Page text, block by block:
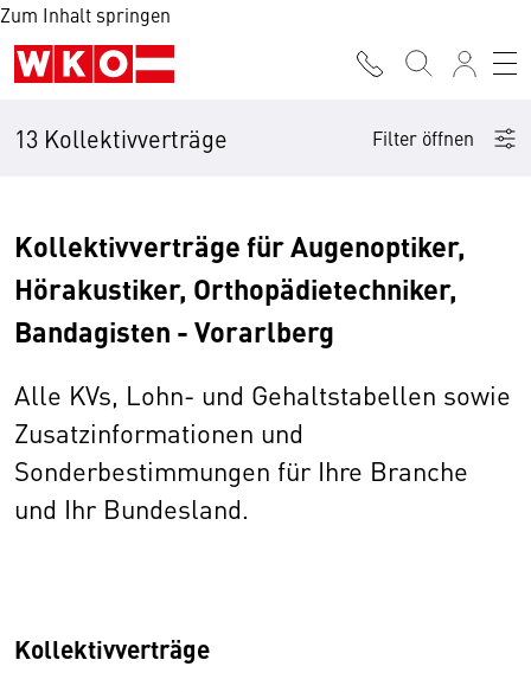
Zum Inhalt springen
13 Kollektivverträge Filter öffnen
Kollektivverträge für Augenoptiker,
Hörakustiker, Orthopädietechniker,
Bandagisten - Vorarlberg
Alle KVs, Lohn- und Gehaltstabellen sowie
Zusatzinformationen und
Sonderbestimmungen für Ihre Branche
und Ihr Bundesland.
Kollektivverträge